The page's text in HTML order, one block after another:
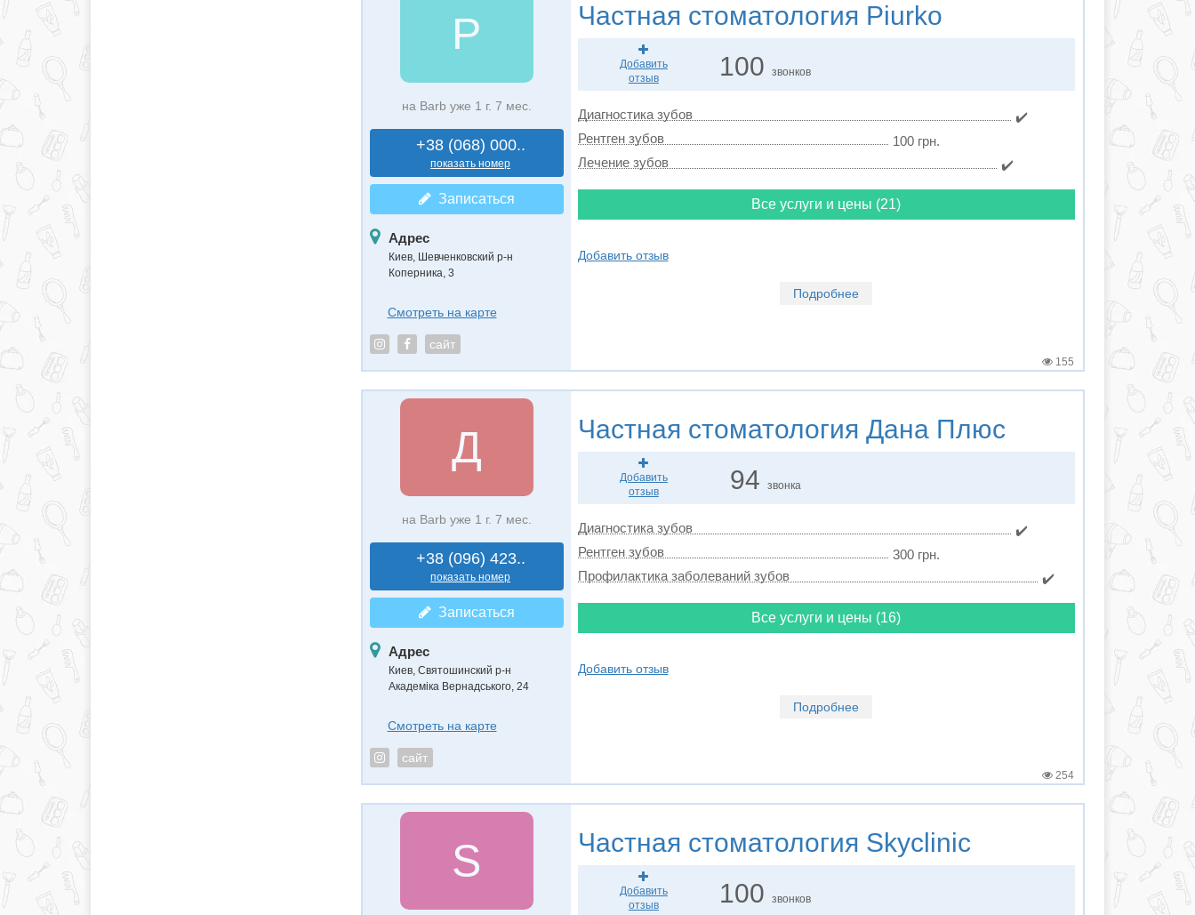
P
на Barb уже 1 г. 7 мес.
+38 (068) 000..
показать номер
Записаться
Адрес
Киев, Шевченковский р-н
Коперника, 3
Смотреть на карте
сайт
Частная стоматология Piurko
Добавить
отзыв
100звонков
Диагностика зубов
✔️
Рентген зубов
100 грн.
Лечение зубов
✔️
Все услуги и цены (21)
Добавить отзыв
Подробнее
155
Д
на Barb уже 1 г. 7 мес.
+38 (096) 423..
показать номер
Записаться
Адрес
Киев, Святошинский р-н
Академіка Вернадського, 24
Смотреть на карте
сайт
Частная стоматология Дана Плюс
Добавить
отзыв
94 звонка
Диагностика зубов
✔️
Рентген зубов
300 грн.
Профилактика заболеваний зубов
✔️
Все услуги и цены (16)
Добавить отзыв
Подробнее
254
S Частная стоматология Skyclinic
Добавить
отзыв
100звонков